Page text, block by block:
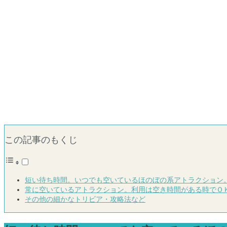
この記事のもくじ
短い待ち時間。いつでも空いているほのぼの系アトラクション
常に空いているアトラクション。利用は空き時間がある時でＯ
その他の細かなトリビア・攻略法など